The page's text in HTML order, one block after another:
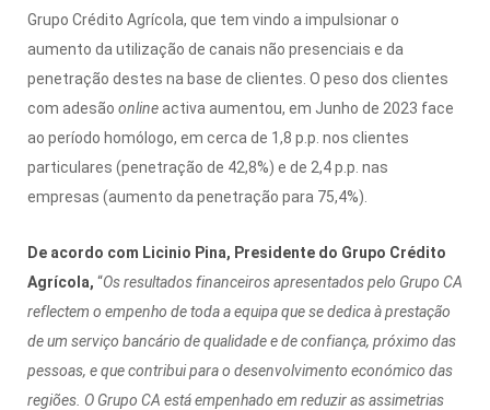
Grupo Crédito Agrícola, que tem vindo a impulsionar o
aumento da utilização de canais não presenciais e da
penetração destes na base de clientes. O peso dos clientes
com adesão onlineactiva aumentou, em Junho de 2023 face
ao período homólogo, em cerca de 1,8 p.p. nos clientes
particulares (penetração de 42,8%) e de 2,4 p.p. nas
empresas (aumento da penetração para 75,4%).
De acordo com Licinio Pina, Presidente do Grupo Crédito
Agrícola, “Os resultados financeiros apresentados pelo Grupo CA
reflectem o empenho de toda a equipa que se dedica à prestação
de um serviço bancário de qualidade e de confiança, próximo das
pessoas, e que contribui para o desenvolvimento económico das
regiões. O Grupo CA está empenhado em reduzir as assimetrias